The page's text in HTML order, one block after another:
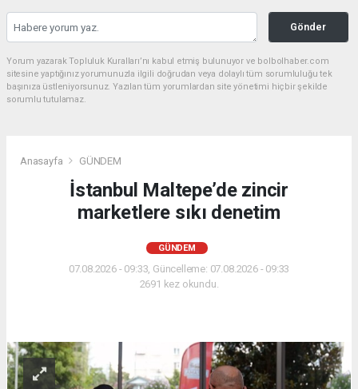
Gönder
Yorum yazarak Topluluk Kuralları’nı kabul etmiş bulunuyor ve bolbolhaber.com
sitesine yaptığınız yorumunuzla ilgili doğrudan veya dolaylı tüm sorumluluğu tek
başınıza üstleniyorsunuz. Yazılan tüm yorumlardan site yönetimi hiçbir şekilde
sorumlu tutulamaz.
Anasayfa GÜNDEM
İstanbul Maltepe’de zincir
marketlere sıkı denetim
GÜNDEM
07.08.2026 - 09:33, Güncelleme: 07.08.2026 - 09:33
2691 kez okundu.